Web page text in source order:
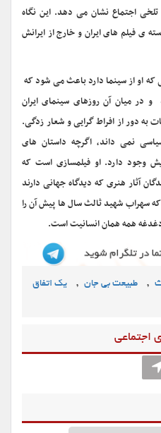
اجتماع نشان می دهد. این نگاه
ی فیلم های ایران و خارج از ایرانش
که او از سینما دارد باعث می شود که
در میان آن روزهای سینمای ایران
به دور از افراط گرایی و شعار زدگی.
نمی داند، اگرچه داستان های
وجود دارد. او فیلمسازی است که
آثار هنری که دیدگاه جهانی دارند
سهراب شهید ثالث سال ها پیش آن را
همه همان انسانیت است.
, طبیعت بی جان ,
یک اتفاق
اجتماعی